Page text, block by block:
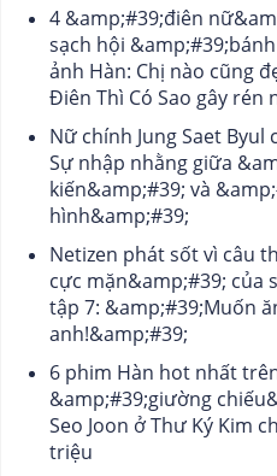
4 &amp;#39;điên
sạch hội
ảnh Hàn: Chị nào cũng
Điên Thì Có Sao gây rén
Nữ chính Jung Saet Byul
Sự nhập nhằng giữa
kiến&amp;#39; và
hình&amp;#39;
Netizen phát sốt vì câu
cực mặn&amp;#39; của
tập 7: &amp;#39;Muốn
anh!&amp;#39;
6 phim Hàn hot nhất
&amp;#39;giường
Seo Joon ở Thư Ký Kim
triệu